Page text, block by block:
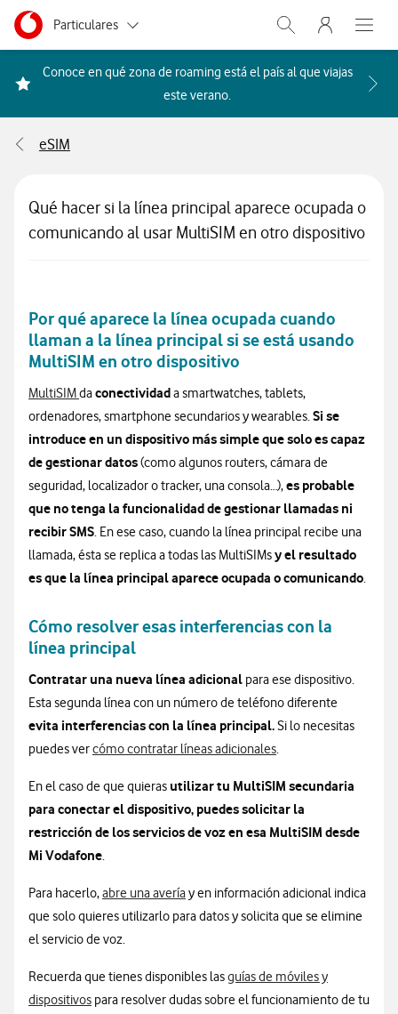
Ir a la pagina principal de vodafone.es
Menu navegación Segmento
Particulares
Autónomos
Grandes empresas
Abrir buscador.
Menu
Abre
Conoce en qué zona de roaming está el país al que viajas
este verano. Acceder a la FAQ Qué
eSIM
Qué hacer si la línea principal aparece ocupada o
comunicando al usar MultiSIM en otro dispositivo
Por qué aparece la línea ocupada cuando
llaman a la línea principal si se está usando
MultiSIM en otro dispositivo
MultiSIMdaconectividada smartwatches, tablets,
ordenadores, smartphone secundarios y wearables.Si se
introduce en un dispositivo más simple que solo es capaz
de gestionar datos(como algunos routers, cámara de
seguridad, localizador o tracker, una consola…),es probable
que no tenga la funcionalidad de gestionar llamadas ni
recibir SMS. En ese caso, cuando la línea principal recibe una
llamada, ésta se replica a todas las MultiSIMsy el resultado
es que la línea principal aparece ocupada o comunicando.
Cómo resolver esas interferencias con la
línea principal
Contratar una nueva línea adicional para ese dispositivo.
Esta segunda línea con un número de teléfono diferente
evita interferencias con la línea principal.Si lo necesitas
puedes vercómo contratar líneas adicionales.
En el caso de que quieras utilizar tu MultiSIM secundaria
para conectar el dispositivo, puedes solicitar la
restricción de los servicios de voz en esa MultiSIM desde
Mi Vodafone.
Para hacerlo,abre una averíay en información adicional indica
que solo quieres utilizarlo para datos y solicita que se elimine
el servicio de voz.
Recuerda que tienes disponibles lasguías de móviles y
dispositivosInformación sobre manuales
para resolver dudas sobre el funcionamiento de tu